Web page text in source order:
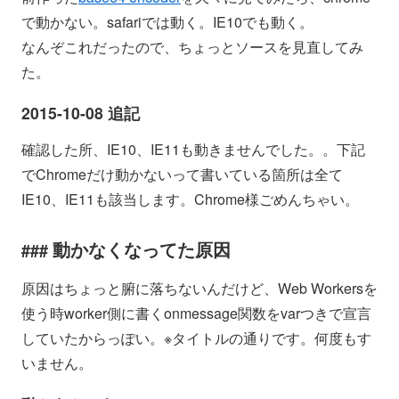
で動かない。safariでは動く。IE10でも動く。
なんぞこれだったので、ちょっとソースを見直してみ
た。
2015-10-08 追記
確認した所、IE10、IE11も動きませんでした。。下記
でChromeだけ動かないって書いている箇所は全て
IE10、IE11も該当します。Chrome様ごめんちゃい。
動かなくなってた原因
原因はちょっと腑に落ちないんだけど、Web Workersを
使う時worker側に書くonmessage関数をvarつきで宣言
していたからっぽい。※タイトルの通りです。何度もす
いません。